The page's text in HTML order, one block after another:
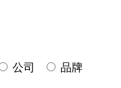
公司
品牌